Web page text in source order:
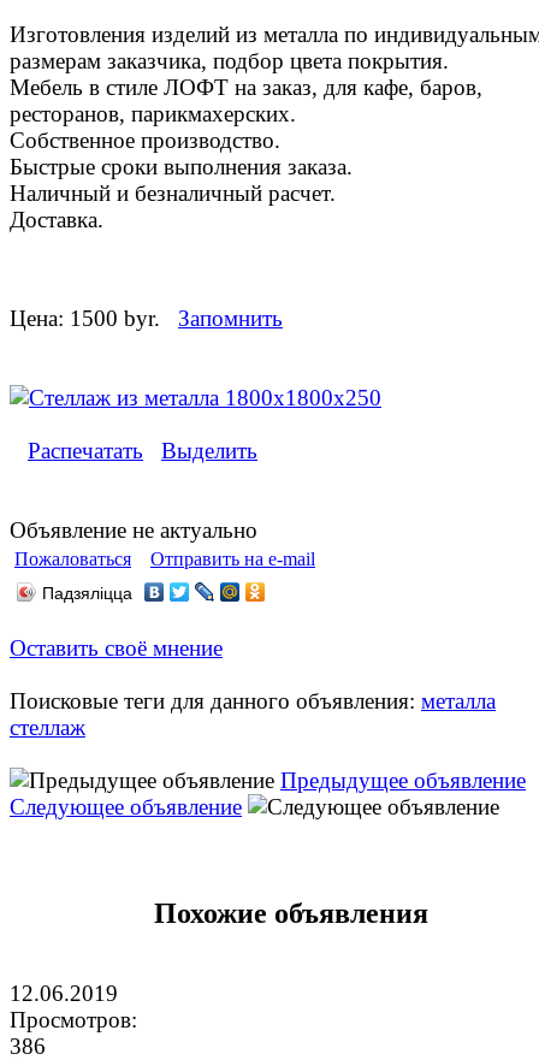
Изготовления изделий из металла по
размерам заказчика, подбор цвета покрытия.
Мебель в стиле ЛОФТ на заказ, для кафе, баров,
ресторанов, парикмахерских.
Собственное производство.
Быстрые сроки выполнения заказа.
Наличный и безналичный расчет.
Доставка.
Цена: 1500 byr. Запомнить
Распечатать Выделить
Объявление не актуально
Пожаловаться Отправить на e-mail
Падзяліцца
Оставить своё мнение
Поисковые теги для данного объявления: металла
стеллаж
Предыдущее объявление
Следующее объявление
Похожие объявления
12.06.2019
Просмотров:
386